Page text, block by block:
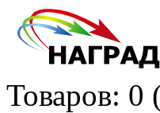
Товаров: 0